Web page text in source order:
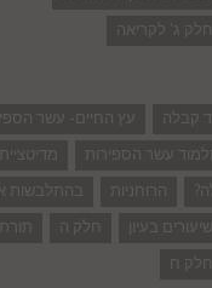
ג' לקריאה
קבלה עץ החיים- עשר
עשר הספירות
הרוחניות
בהתלבשות
בעיון
חלק ה
ח